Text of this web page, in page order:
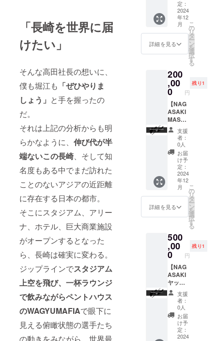
「長崎を世界に届
けたい」
そんな高田社長の想いに、
僕も堀江も 「ぜひやりま
しょう」 と手を握ったの
だ。
それは上記の分析からも明
らかなように、 伸び代が半
端ないこの長崎、そして知
名度もある中でまだ訪れた
ことのないアジアの近距離
に存在する日本の都市。
そこにスタジアム、アリー
ナ、ホテル、巨大商業施設
がオープンするとなった
ら、長崎は確実に変わる。
ジップラインでスタジアム
上空を飛び、 一杯ラウンジ
で飲みながらペントハウス
のWAGYUMAFIAで眼下に
見える俯瞰状態の選手たち
施団体
名 東京
小売酒
販組合
備考欄
にて記
載する
お名前
を指定
してく
ださい
名など
でも公
約秩序
に反す
るなど
当社が
相応し
した場
合は、
名入れ
をお断
りする
場合も
ござい
ます。
予めご
了承く
ださ
い。 ※
備考欄
にて記
載する
お名前
を指定
してく
ださい
YAKINI
KUMAF
IAで貸
し切っ
てみん
なで和
う！ ※
ご利用
は長崎
YAKINI
KUMAF
IA、赤
坂
YAKINI
KUMAF
IAのみ
となり
ます。
※28名様
迄ご利
用いた
だけま
す。 ※
メッ
セージ
用の日
程を調
整させ
て頂き
ます。
※有効期
限 2025
年12月
末日ま
で ※ご
利用い
ただけ
る日は
店舗の
定：
2024
年12
月
詳細を見る
こ
の
リ
タ
ー
ン
を
選
択
す
る
200
,00
0 円
残り1
【NAG
ASAKI
MASHI
NO
MASHI
貸切】
WAGYU
MAFIA
のラー
メン
屋！
ラーメ
ンコー
スをみ
んなで
ご利用
は長崎
MASHI
NO
MASHI
、六本
木
MASHI
NO
MASHI
のみと
なりま
す。 ※8
名様迄
支援
者：
0人
お届
け予
定：
2024
年12
月
詳細を見る
こ
の
リ
タ
ー
ン
を
選
択
す
る
500
,00
0 円
残り1
【NAG
ASAKI
ヤッ
チャ
バー貸
切権
利】
WAGYU
MAFIA
の日本
支援
者：
0人
お届
け予
定：
2024